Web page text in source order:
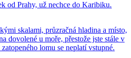
od Prahy, už nechce do Karibiku.
skalami, průzračná hladina a místo,
dovolené u moře, přestože jste stále v
lomu se neplatí vstupné.